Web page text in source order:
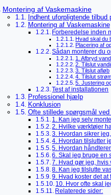
Montering af Vaskemaskine
Indhent uforpligtende
Montering af Vaskemaskine
Forberedelse inden
Hvad skal du
Placering af
Sådan monterer du
1. Afbryd
2. Tilslut
3. Tilslut afløb
4. Tilslut
5. Justering
Test af installationen
Professionel hjælp
Konklusion
Ofte stillede spørgsmål
1. Kan jeg selv
2. Hvilke værktøjer
3. Hvordan sikrer
4. Hvordan tilslutter
5. Hvordan
6. Skal jeg bruge en
7. Hvad gør jeg, hvis
8. Kan jeg tilslutte
9. Hvad koster det
10. Hvor ofte skal
Relaterede sider: